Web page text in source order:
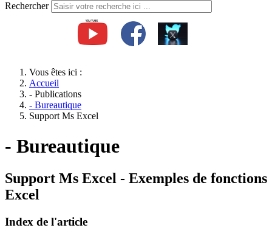
Rechercher
Vous êtes ici :
Accueil
- Publications
- Bureautique
Support Ms Excel
- Bureautique
Support Ms Excel - Exemples de fonctions
Excel
Index de l'article